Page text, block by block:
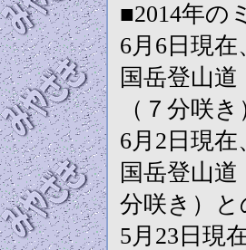
■2014年の
6月6日現
国岳登山
（７分咲き
6月2日現
国岳登山
分咲き）と
5月23日現